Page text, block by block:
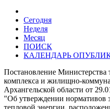
Сегодня
Неделя
Месяц
ПОИСК
КАЛЕНДАРЬ
Постановление Министерства
комплекса и жилищно-
Архангельской области от
"Об утверждении нормативов
тепловой энергии,